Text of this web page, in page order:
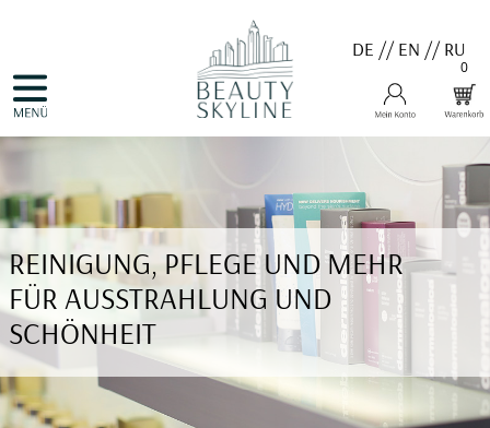
DE //EN //RU
0
NAVIGATION
VALMONT
MENARD
MEDER
COSNOBELL
PROBIO DERM・INFO
BELLEFONTAINE
DERMALOGICA
EVA GARDEN
APHRO CELINA
ANGEBOTE
REINIGUNG, PFLEGE UND MEHR
FÜR AUSSTRAHLUNG UND
SCHÖNHEIT